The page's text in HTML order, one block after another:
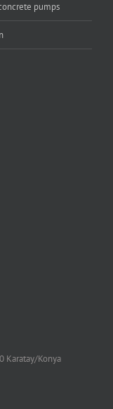
pumps
Karatay/Konya